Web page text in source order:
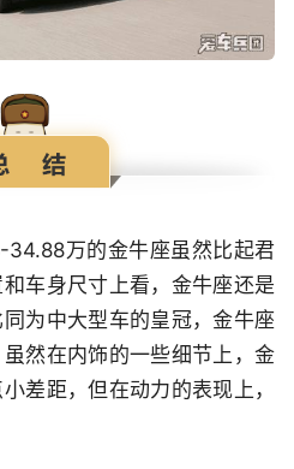
万的金牛座虽然比起君
车身尺寸上看，金牛座还是
为中大型车的皇冠，金牛座
然在内饰的一些细节上，金
差距，但在动力的表现上，